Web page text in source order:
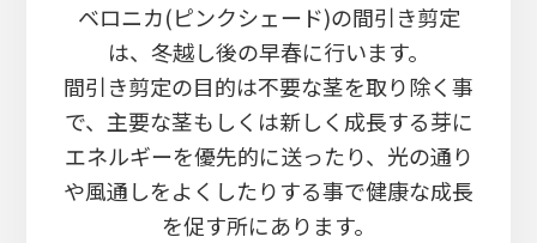
ベロニカ(ピンクシェード)の間引き剪定
は、冬越し後の早春に行います。
間引き剪定の目的は不要な茎を取り除く事
で、主要な茎もしくは新しく成長する芽に
エネルギーを優先的に送ったり、光の通り
や風通しをよくしたりする事で健康な成長
を促す所にあります。